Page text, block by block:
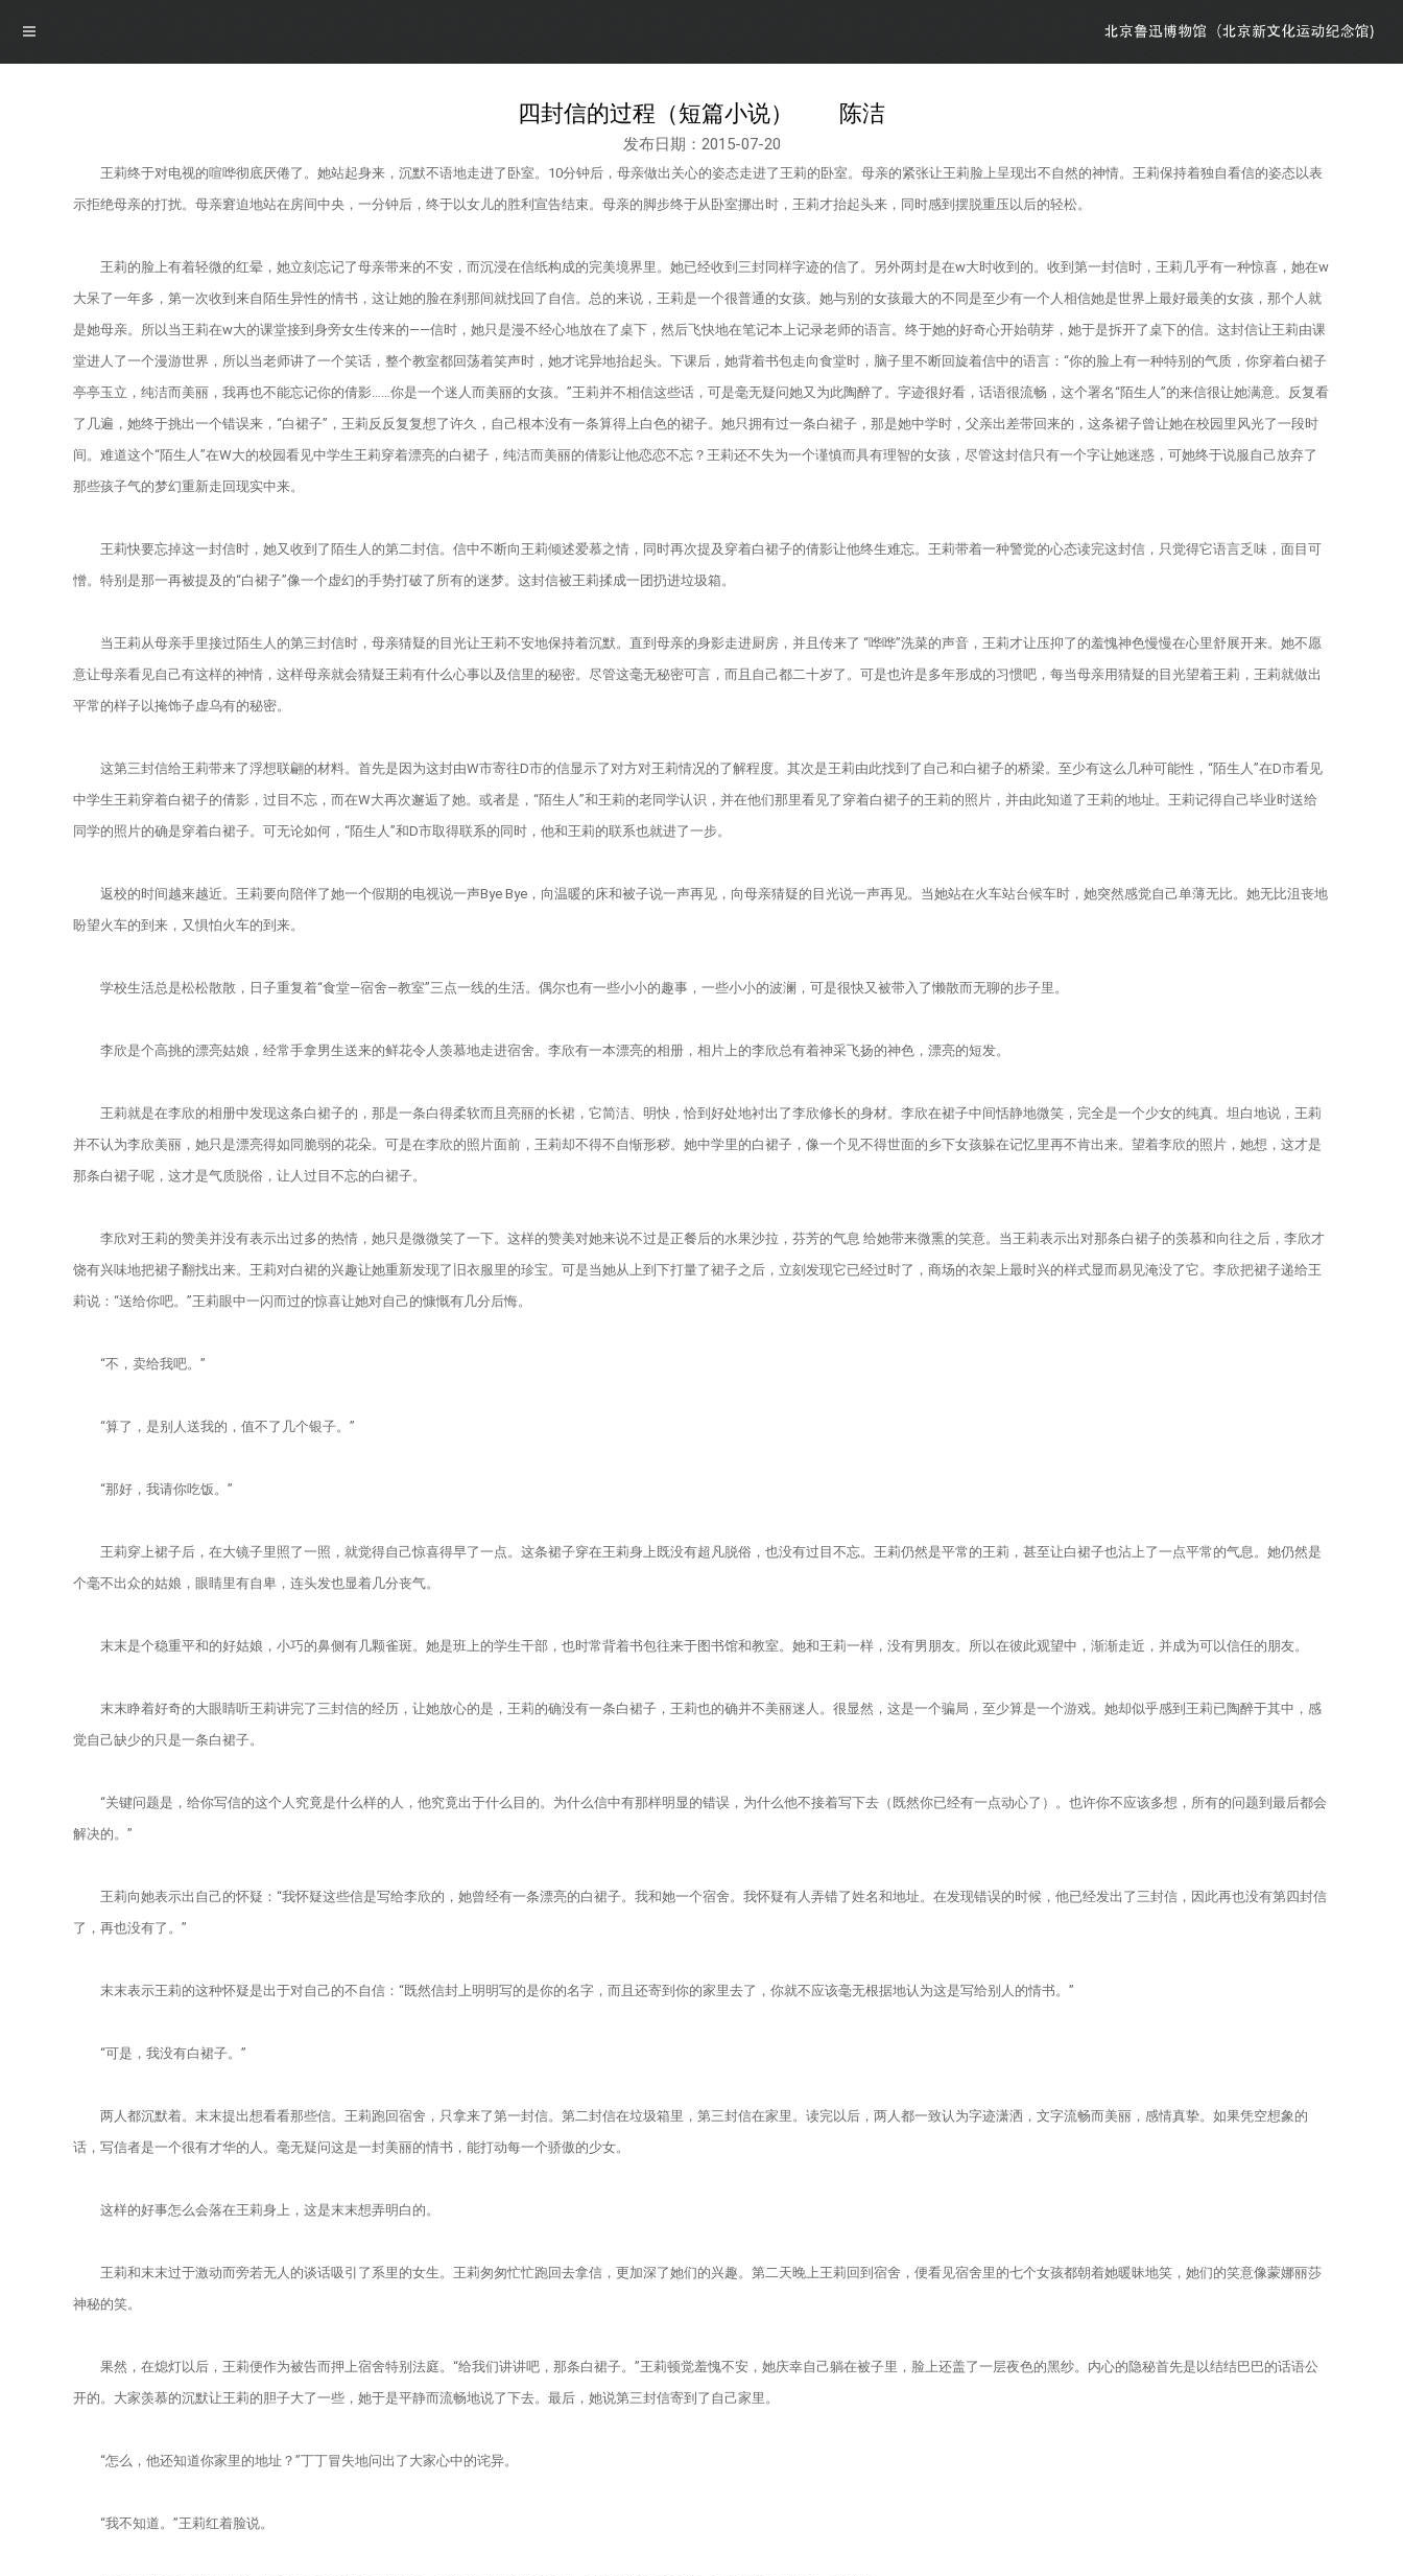
展览
最新展览
展览回顾
鲁迅故居
北大红楼
学术研究
史料钩沉
新文化讲堂
鲁迅研究月刊
在线检索系统
手稿
藏书
美术品
故居文物
其他
教育宣传
教育活动介绍
教育活动预约和收费
导览设备租赁
志愿者报名
文创产品
四封信的过程（短篇小说） 陈洁
发布日期：2015-07-20
王莉终于对电视的喧哗彻底厌倦了。她站起身来，沉默不语地走进了卧室。10分钟后，母亲做出关心的姿态走进了王莉的卧室。母亲的紧张让王莉脸上呈现出不自然的神情。王莉保持着独自看信的姿态以表
示拒绝母亲的打扰。母亲窘迫地站在房间中央，一分钟后，终于以女儿的胜利宣告结束。母亲的脚步终于从卧室挪出时，王莉才抬起头来，同时感到摆脱重压以后的轻松。
王莉的脸上有着轻微的红晕，她立刻忘记了母亲带来的不安，而沉浸在信纸构成的完美境界里。她已经收到三封同样字迹的信了。另外两封是在w大时收到的。收到第一封信时，王莉几乎有一种惊喜，她在w
大呆了一年多，第一次收到来自陌生异性的情书，这让她的脸在刹那间就找回了自信。总的来说，王莉是一个很普通的女孩。她与别的女孩最大的不同是至少有一个人相信她是世界上最好最美的女孩，那个人就
是她母亲。所以当王莉在w大的课堂接到身旁女生传来的——信时，她只是漫不经心地放在了桌下，然后飞快地在笔记本上记录老师的语言。终于她的好奇心开始萌芽，她于是拆开了桌下的信。这封信让王莉由课
堂进人了一个漫游世界，所以当老师讲了一个笑话，整个教室都回荡着笑声时，她才诧异地抬起头。下课后，她背着书包走向食堂时，脑子里不断回旋着信中的语言：“你的脸上有一种特别的气质，你穿着白裙子
亭亭玉立，纯洁而美丽，我再也不能忘记你的倩影……你是一个迷人而美丽的女孩。”王莉并不相信这些话，可是毫无疑问她又为此陶醉了。字迹很好看，话语很流畅，这个署名“陌生人”的来信很让她满意。反复看
了几遍，她终于挑出一个错误来，“白裙子”，王莉反反复复想了许久，自己根本没有一条算得上白色的裙子。她只拥有过一条白裙子，那是她中学时，父亲出差带回来的，这条裙子曾让她在校园里风光了一段时
间。难道这个“陌生人”在W大的校园看见中学生王莉穿着漂亮的白裙子，纯洁而美丽的倩影让他恋恋不忘？王莉还不失为一个谨慎而具有理智的女孩，尽管这封信只有一个字让她迷惑，可她终于说服自己放弃了
那些孩子气的梦幻重新走回现实中来。
王莉快要忘掉这一封信时，她又收到了陌生人的第二封信。信中不断向王莉倾述爱慕之情，同时再次提及穿着白裙子的倩影让他终生难忘。王莉带着一种警觉的心态读完这封信，只觉得它语言乏味，面目可
憎。特别是那一再被提及的“白裙子”像一个虚幻的手势打破了所有的迷梦。这封信被王莉揉成一团扔进垃圾箱。
当王莉从母亲手里接过陌生人的第三封信时，母亲猜疑的目光让王莉不安地保持着沉默。直到母亲的身影走进厨房，并且传来了 “哗哗”洗菜的声音，王莉才让压抑了的羞愧神色慢慢在心里舒展开来。她不愿
意让母亲看见自己有这样的神情，这样母亲就会猜疑王莉有什么心事以及信里的秘密。尽管这毫无秘密可言，而且自己都二十岁了。可是也许是多年形成的习惯吧，每当母亲用猜疑的目光望着王莉，王莉就做出
平常的样子以掩饰子虚乌有的秘密。
这第三封信给王莉带来了浮想联翩的材料。首先是因为这封由W市寄往D市的信显示了对方对王莉情况的了解程度。其次是王莉由此找到了自己和白裙子的桥梁。至少有这么几种可能性，“陌生人”在D市看见
中学生王莉穿着白裙子的倩影，过目不忘，而在W大再次邂逅了她。或者是，“陌生人”和王莉的老同学认识，并在他们那里看见了穿着白裙子的王莉的照片，并由此知道了王莉的地址。王莉记得自己毕业时送给
同学的照片的确是穿着白裙子。可无论如何，“陌生人”和D市取得联系的同时，他和王莉的联系也就进了一步。
返校的时间越来越近。王莉要向陪伴了她一个假期的电视说一声Bye Bye，向温暖的床和被子说一声再见，向母亲猜疑的目光说一声再见。当她站在火车站台候车时，她突然感觉自己单薄无比。她无比沮丧地
盼望火车的到来，又惧怕火车的到来。
学校生活总是松松散散，日子重复着“食堂—宿舍—教室”三点一线的生活。偶尔也有一些小小的趣事，一些小小的波澜，可是很快又被带入了懒散而无聊的步子里。
李欣是个高挑的漂亮姑娘，经常手拿男生送来的鲜花令人羡慕地走进宿舍。李欣有一本漂亮的相册，相片上的李欣总有着神采飞扬的神色，漂亮的短发。
王莉就是在李欣的相册中发现这条白裙子的，那是一条白得柔软而且亮丽的长裙，它简洁、明快，恰到好处地衬出了李欣修长的身材。李欣在裙子中间恬静地微笑，完全是一个少女的纯真。坦白地说，王莉
并不认为李欣美丽，她只是漂亮得如同脆弱的花朵。可是在李欣的照片面前，王莉却不得不自惭形秽。她中学里的白裙子，像一个见不得世面的乡下女孩躲在记忆里再不肯出来。望着李欣的照片，她想，这才是
那条白裙子呢，这才是气质脱俗，让人过目不忘的白裙子。
李欣对王莉的赞美并没有表示出过多的热情，她只是微微笑了一下。这样的赞美对她来说不过是正餐后的水果沙拉，芬芳的气息 给她带来微熏的笑意。当王莉表示出对那条白裙子的羡慕和向往之后，李欣才
饶有兴味地把裙子翻找出来。王莉对白裙的兴趣让她重新发现了旧衣服里的珍宝。可是当她从上到下打量了裙子之后，立刻发现它已经过时了，商场的衣架上最时兴的样式显而易见淹没了它。李欣把裙子递给王
莉说：“送给你吧。”王莉眼中一闪而过的惊喜让她对自己的慷慨有几分后悔。
“不，卖给我吧。”
“算了，是别人送我的，值不了几个银子。”
“那好，我请你吃饭。”
王莉穿上裙子后，在大镜子里照了一照，就觉得自己惊喜得早了一点。这条裙子穿在王莉身上既没有超凡脱俗，也没有过目不忘。王莉仍然是平常的王莉，甚至让白裙子也沾上了一点平常的气息。她仍然是
个毫不出众的姑娘，眼睛里有自卑，连头发也显着几分丧气。
末末是个稳重平和的好姑娘，小巧的鼻侧有几颗雀斑。她是班上的学生干部，也时常背着书包往来于图书馆和教室。她和王莉一样，没有男朋友。所以在彼此观望中，渐渐走近，并成为可以信任的朋友。
末末睁着好奇的大眼睛听王莉讲完了三封信的经历，让她放心的是，王莉的确没有一条白裙子，王莉也的确并不美丽迷人。很显然，这是一个骗局，至少算是一个游戏。她却似乎感到王莉已陶醉于其中，感
觉自己缺少的只是一条白裙子。
“关键问题是，给你写信的这个人究竟是什么样的人，他究竟出于什么目的。为什么信中有那样明显的错误，为什么他不接着写下去（既然你已经有一点动心了）。也许你不应该多想，所有的问题到最后都会
解决的。”
王莉向她表示出自己的怀疑：“我怀疑这些信是写给李欣的，她曾经有一条漂亮的白裙子。我和她一个宿舍。我怀疑有人弄错了姓名和地址。在发现错误的时候，他已经发出了三封信，因此再也没有第四封信
了，再也没有了。”
末末表示王莉的这种怀疑是出于对自己的不自信：“既然信封上明明写的是你的名字，而且还寄到你的家里去了，你就不应该毫无根据地认为这是写给别人的情书。”
“可是，我没有白裙子。”
两人都沉默着。末末提出想看看那些信。王莉跑回宿舍，只拿来了第一封信。第二封信在垃圾箱里，第三封信在家里。读完以后，两人都一致认为字迹潇洒，文字流畅而美丽，感情真挚。如果凭空想象的
话，写信者是一个很有才华的人。毫无疑问这是一封美丽的情书，能打动每一个骄傲的少女。
这样的好事怎么会落在王莉身上，这是末末想弄明白的。
王莉和末末过于激动而旁若无人的谈话吸引了系里的女生。王莉匆匆忙忙跑回去拿信，更加深了她们的兴趣。第二天晚上王莉回到宿舍，便看见宿舍里的七个女孩都朝着她暖昧地笑，她们的笑意像蒙娜丽莎
神秘的笑。
果然，在熄灯以后，王莉便作为被告而押上宿舍特别法庭。“给我们讲讲吧，那条白裙子。”王莉顿觉羞愧不安，她庆幸自己躺在被子里，脸上还盖了一层夜色的黑纱。内心的隐秘首先是以结结巴巴的话语公
开的。大家羡慕的沉默让王莉的胆子大了一些，她于是平静而流畅地说了下去。最后，她说第三封信寄到了自己家里。
“怎么，他还知道你家里的地址？”丁丁冒失地问出了大家心中的诧异。
“我不知道。”王莉红着脸说。